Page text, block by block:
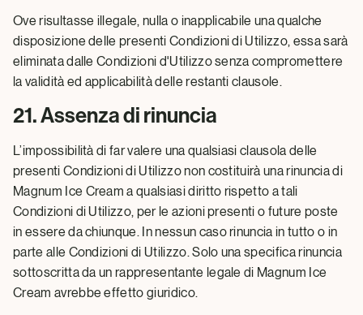
Ove risultasse illegale, nulla o inapplicabile una qualche
disposizione delle presenti Condizioni di Utilizzo, essa sarà
eliminata dalle Condizioni d'Utilizzo senza compromettere
la validità ed applicabilità delle restanti clausole.
21. Assenza di rinuncia
L’impossibilità di far valere una qualsiasi clausola delle
presenti Condizioni di Utilizzo non costituirà una rinuncia di
Magnum Ice Cream a qualsiasi diritto rispetto a tali
Condizioni di Utilizzo, per le azioni presenti o future poste
in essere da chiunque. In nessun caso rinuncia in tutto o in
parte alle Condizioni di Utilizzo. Solo una specifica rinuncia
sottoscritta da un rappresentante legale di Magnum Ice
Cream avrebbe effetto giuridico.